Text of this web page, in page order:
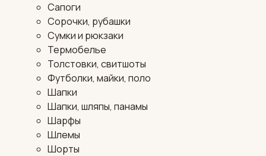
Сапоги
Сорочки, рубашки
Сумки и рюкзаки
Термобелье
Толстовки, свитшоты
Футболки, майки, поло
Шапки
Шапки, шляпы, панамы
Шарфы
Шлемы
Шорты